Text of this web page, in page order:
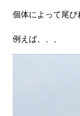
個体によって尾
例えば、、、